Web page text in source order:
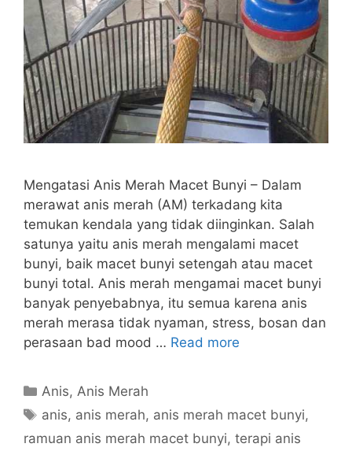
Mengatasi Anis Merah Macet Bunyi – Dalam
merawat anis merah (AM) terkadang kita
temukan kendala yang tidak diinginkan. Salah
satunya yaitu anis merah mengalami macet
bunyi, baik macet bunyi setengah atau macet
bunyi total. Anis merah mengamai macet bunyi
banyak penyebabnya, itu semua karena anis
merah merasa tidak nyaman, stress, bosan dan
perasaan bad mood … Read more
Categories
Anis,Anis Merah
Tags
anis, anis merah, anis merah macet bunyi,
ramuan anis merah macet bunyi, terapi anis